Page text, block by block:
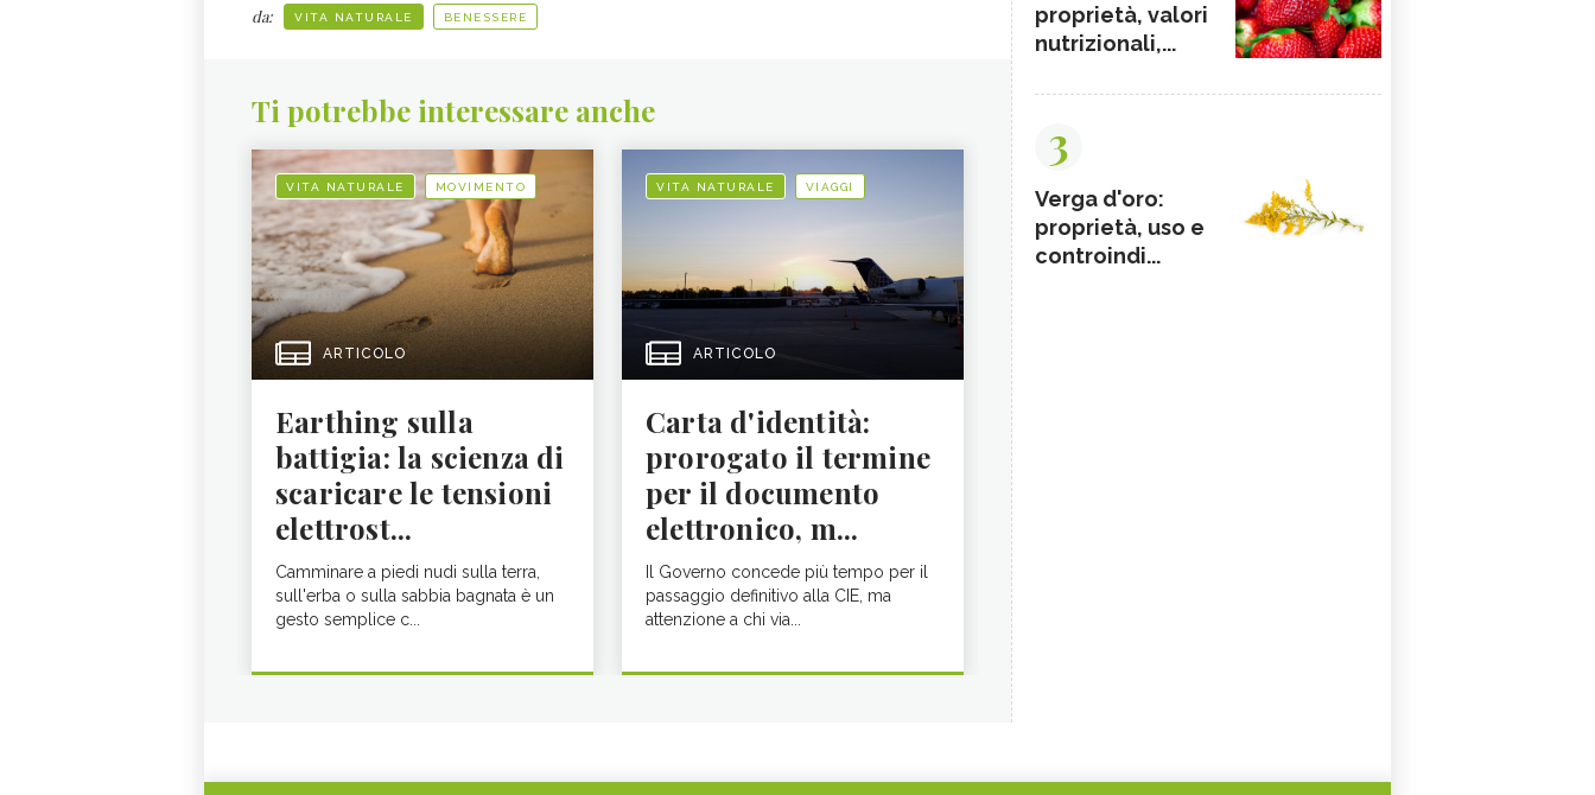
da: VITA NATURALE BENESSERE
Ti potrebbe interessare anche
VITA NATURALE MOVIMENTO
ARTICOLO
Earthing sulla
battigia: la scienza di
scaricare le tensioni
elettrost...
Camminare a piedi nudi sulla terra,
sull'erba o sulla sabbia bagnata è un
gesto semplice c...
VITA NATURALE VIAGGI
ARTICOLO
Carta d'identità:
prorogato il termine
per il documento
elettronico, m...
Il Governo concede più tempo per il
passaggio definitivo alla CIE, ma
attenzione a chi via...
proprietà, valori
nutrizionali,...
3
Verga d'oro:
proprietà, uso e
controindi...